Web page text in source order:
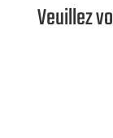
Veuillez